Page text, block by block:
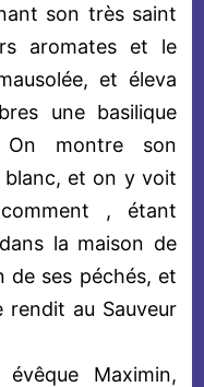
son très saint
aromates et le
et éleva
une basilique
On montre son
blanc, et on y voit
, étant
la maison de
de ses péchés, et
rendit au Sauveur
Maximin,